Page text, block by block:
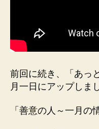
道
小
学
校
業
前回に続き、「あっ
月一日にアップしま
「善意の人～一月の